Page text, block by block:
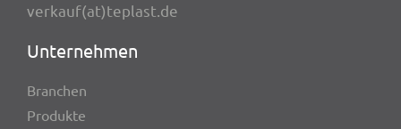
verkauf(at)teplast.de
Unter­neh­men
Bran­chen
Produkte